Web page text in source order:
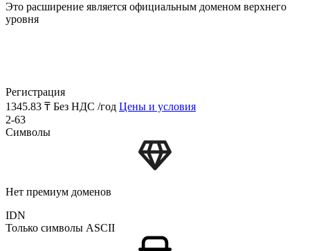
Это расширение является официальным доменом верхнего
уровня
Регистрация
1345.83 ₸ Без НДС /год Цены и условия
2-63
Символы
Нет премиум доменов
IDN
Только символы ASCII